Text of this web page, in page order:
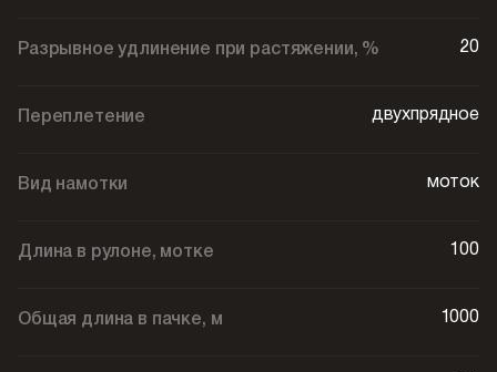
Разрывное удлинение при растяжении, % 20
Переплетение двухпрядное
Вид намотки моток
Длина в рулоне, мотке 100
Общая длина в пачке, м 1000